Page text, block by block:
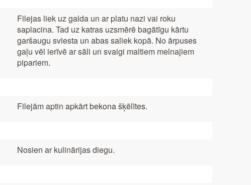
Filejas liek uz galda un ar platu nazi vai roku
saplacina. Tad uz katras uzsmērē bagātīgu kārtu
garšaugu sviesta un abas saliek kopā. No ārpuses
gaļu vēl ierīvē ar sāli un svaigi maltiem melnajiem
pipariem.
Filejām aptin apkārt bekona šķēlītes.
Nosien ar kulinārijas diegu.